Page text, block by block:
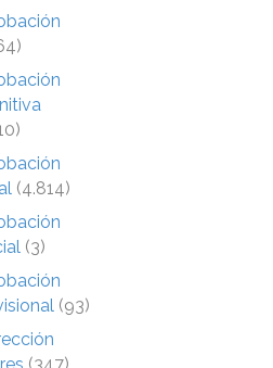
(4.814)
(3)
(93)